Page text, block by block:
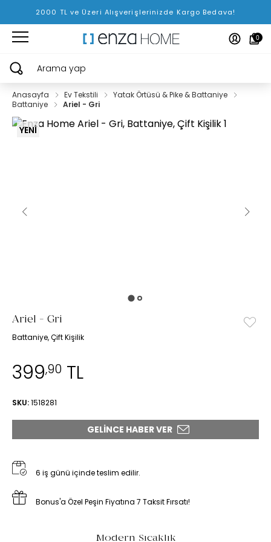
2000 TL ve Üzeri Alışverişlerinizde Kargo Bedava!
0
Arama yap
Anasayfa Ev Tekstili
Yatak Örtüsü & Pike & Battaniye
Battaniye
Ariel - Gri
YENİ
Ariel - Gri
Battaniye, Çift Kişilik
399,90 TL
SKU:1518281
GELINCE HABER VER
6 iş günü içinde teslim edilir.
Bonus'a Özel Peşin Fiyatına 7 Taksit Fırsatı!
Modern Sıcaklık